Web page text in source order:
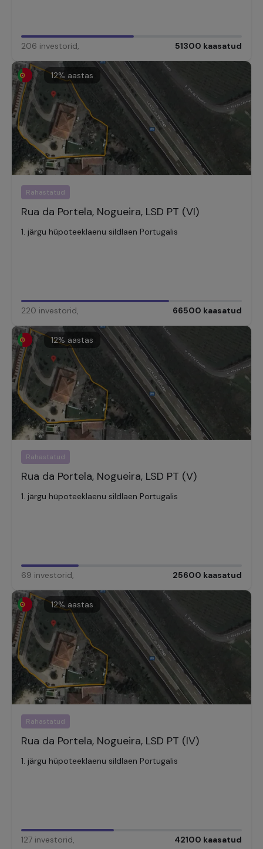
206 investorid, 51300 kaasatud
12% aastas
Rahastatud
Rua da Portela, Nogueira, LSD PT (VI)
1. järgu hüpoteeklaenu sildlaen Portugalis
220 investorid, 66500 kaasatud
12% aastas
Rahastatud
Rua da Portela, Nogueira, LSD PT (V)
1. järgu hüpoteeklaenu sildlaen Portugalis
69 investorid, 25600 kaasatud
12% aastas
Rahastatud
Rua da Portela, Nogueira, LSD PT (IV)
1. järgu hüpoteeklaenu sildlaen Portugalis
127 investorid, 42100 kaasatud